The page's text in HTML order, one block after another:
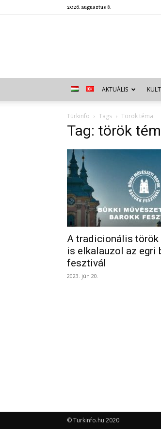
2026. augusztus 8.
AKTUÁLIS
Türkinfo Tags Török téma
Tag: török
A tradicionális török
is elkalauzol az egri
fesztivál
2023. jún 20.
© Turkinfo.hu 2020